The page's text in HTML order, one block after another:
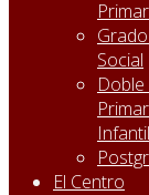
Social
Infantil
El Centro